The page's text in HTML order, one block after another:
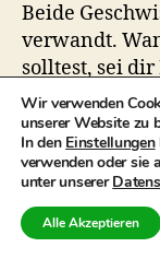
Beide
verwandt.
solltest, sei dir
da du einen
anderes etwas
Bewunderung
das Tal des
Wir verwenden
unserer Website zu
In den Einstellungen
verwenden oder sie
unter unserer
Alle Akzeptieren